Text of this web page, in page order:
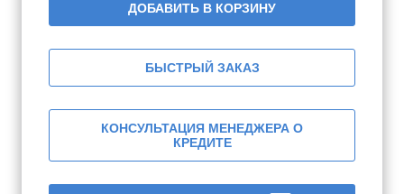
ДОБАВИТЬ В КОРЗИНУ
БЫСТРЫЙ ЗАКАЗ
КОНСУЛЬТАЦИЯ МЕНЕДЖЕРА О
КРЕДИТЕ